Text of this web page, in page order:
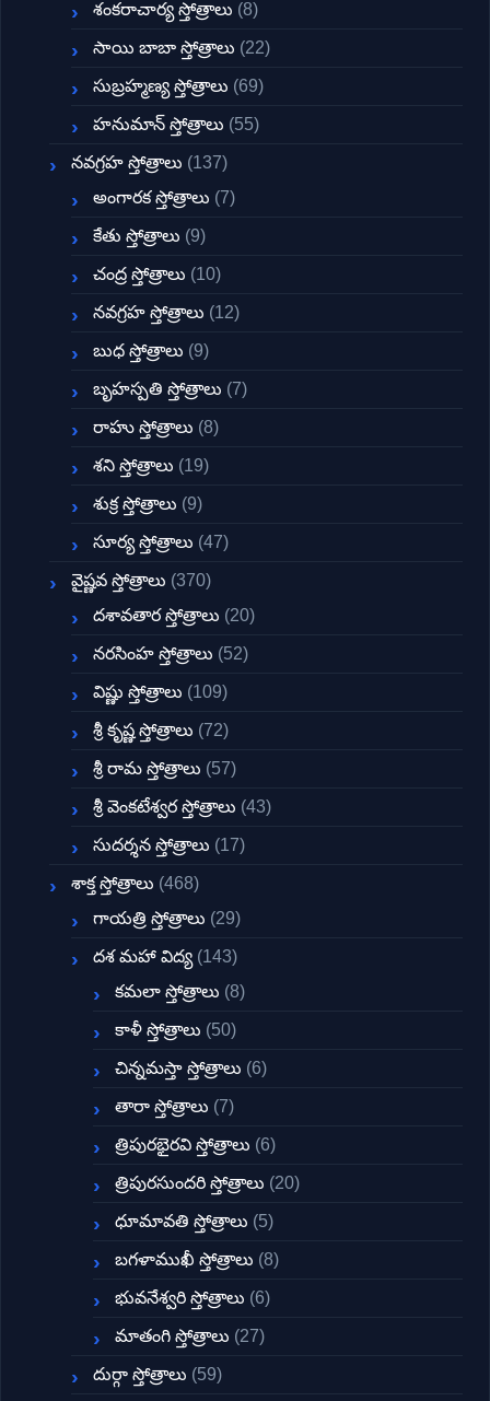
శంకరాచార్య స్తోత్రాలు (8)
సాయి బాబా స్తోత్రాలు (22)
సుబ్రహ్మణ్య స్తోత్రాలు (69)
హనుమాన్ స్తోత్రాలు (55)
నవగ్రహ స్తోత్రాలు (137)
అంగారక స్తోత్రాలు (7)
కేతు స్తోత్రాలు (9)
చంద్ర స్తోత్రాలు (10)
నవగ్రహ స్తోత్రాలు (12)
బుధ స్తోత్రాలు (9)
బృహస్పతి స్తోత్రాలు (7)
రాహు స్తోత్రాలు (8)
శని స్తోత్రాలు (19)
శుక్ర స్తోత్రాలు (9)
సూర్య స్తోత్రాలు (47)
వైష్ణవ స్తోత్రాలు (370)
దశావతార స్తోత్రాలు (20)
నరసింహ స్తోత్రాలు (52)
విష్ణు స్తోత్రాలు (109)
శ్రీ కృష్ణ స్తోత్రాలు (72)
శ్రీ రామ స్తోత్రాలు (57)
శ్రీ వెంకటేశ్వర స్తోత్రాలు (43)
సుదర్శన స్తోత్రాలు (17)
శాక్త స్తోత్రాలు (468)
గాయత్రి స్తోత్రాలు (29)
దశ మహా విద్య (143)
కమలా స్తోత్రాలు (8)
కాళీ స్తోత్రాలు (50)
చిన్నమస్తా స్తోత్రాలు (6)
తారా స్తోత్రాలు (7)
త్రిపురభైరవి స్తోత్రాలు (6)
త్రిపురసుందరి స్తోత్రాలు (20)
ధూమావతి స్తోత్రాలు (5)
బగళాముఖీ స్తోత్రాలు (8)
భువనేశ్వరి స్తోత్రాలు (6)
మాతంగి స్తోత్రాలు (27)
దుర్గా స్తోత్రాలు (59)